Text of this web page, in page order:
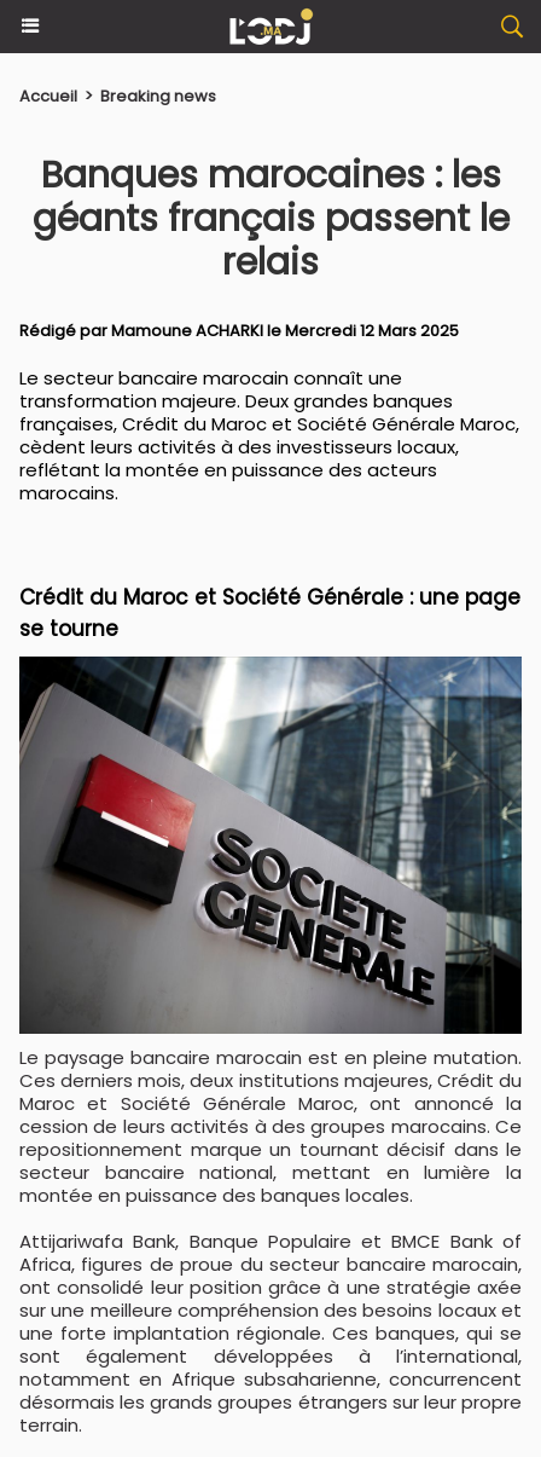
Accueil > Breaking news
Banques marocaines : les
géants français passent le
relais
Rédigé parMamoune ACHARKIle Mercredi 12 Mars 2025
Le secteur bancaire marocain connaît une
transformation majeure. Deux grandes banques
françaises, Crédit du Maroc et Société Générale Maroc,
cèdent leurs activités à des investisseurs locaux,
reflétant la montée en puissance des acteurs
marocains.
Crédit du Maroc et Société Générale : une page
se tourne
Le paysage bancaire marocain est en pleine mutation.
Ces derniers mois, deux institutions majeures, Crédit du
Maroc et Société Générale Maroc, ont annoncé la
cession de leurs activités à des groupes marocains. Ce
repositionnement marque un tournant décisif dans le
secteur bancaire national, mettant en lumière la
montée en puissance des banques locales.
Attijariwafa Bank, Banque Populaire et BMCE Bank of
Africa, figures de proue du secteur bancaire marocain,
ont consolidé leur position grâce à une stratégie axée
sur une meilleure compréhension des besoins locaux et
une forte implantation régionale. Ces banques, qui se
sont également développées à l’international,
notamment en Afrique subsaharienne, concurrencent
désormais les grands groupes étrangers sur leur propre
terrain.